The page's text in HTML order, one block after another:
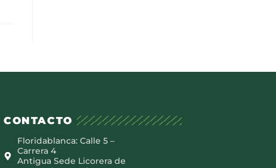
CONTACTO
Floridablanca: Calle 5 –
Carrera 4
Antigua Sede Licorera de